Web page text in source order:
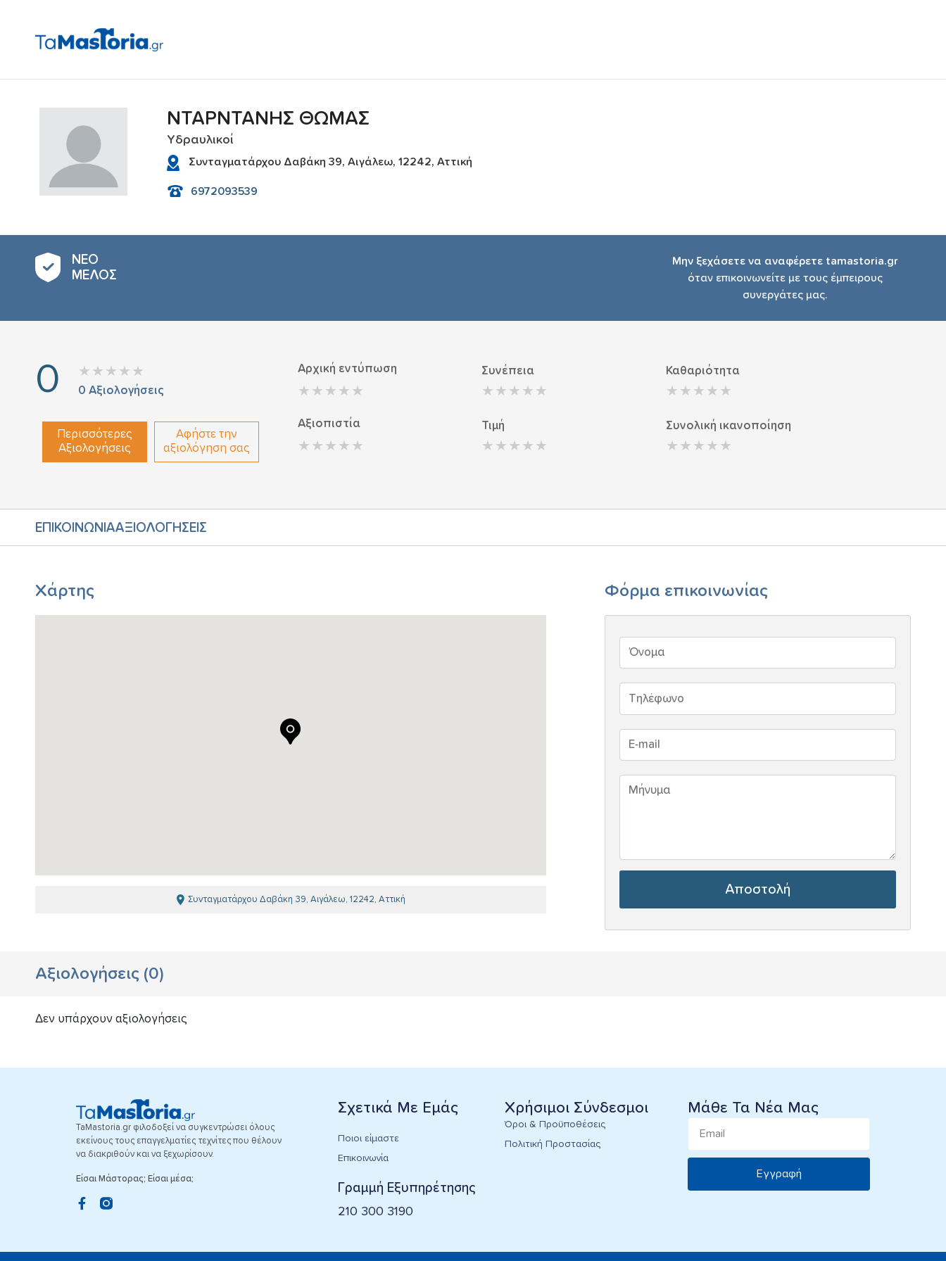
ΝΤΑΡΝΤΑΝΗΣ ΘΩΜΑΣ
Υδραυλικoί
Συνταγματάρχου Δαβάκη 39, Αιγάλεω, 12242, Αττική
6972093539
ΝΕΟ
ΜΕΛΟΣ
Μην ξεχάσετε να αναφέρετε tamastoria.gr
όταν επικοινωνείτε με τους έμπειρους
συνεργάτες μας.
0 0 Αξιολογήσεις
Περισσότερες
Αξιολογήσεις
Αφήστε την
αξιολόγηση σας
Αρχική εντύπωση Συνέπεια Καθαριότητα
Αξιοπιστία Τιμή Συνολική ικανοποίηση
ΕΠΙΚΟΙΝΩΝΙΑΑΞΙΟΛΟΓΗΣΕΙΣ
Χάρτης
Συνταγματάρχου Δαβάκη 39, Αιγάλεω, 12242, Αττική
Φόρμα επικοινωνίας
Αποστολή
Αξιολογήσεις (0)
Δεν υπάρχουν αξιολογήσεις
TaMastoria.gr φιλοδοξεί να συγκεντρώσει όλους
εκείνους τους επαγγελματίες τεχνίτες που θέλουν
να διακριθούν και να ξεχωρίσουν.
Είσαι Μάστορας; Είσαι μέσα;
Σχετικά Με Εμάς
Ποιοι είμαστε
Επικοινωνία
Γραμμή Εξυπηρέτησης
210 300 3190
Χρήσιμοι Σύνδεσμοι
Όροι & Προϋποθέσεις
Πολιτική Προστασίας
Μάθε Τα Νέα Μας
Εγγραφή